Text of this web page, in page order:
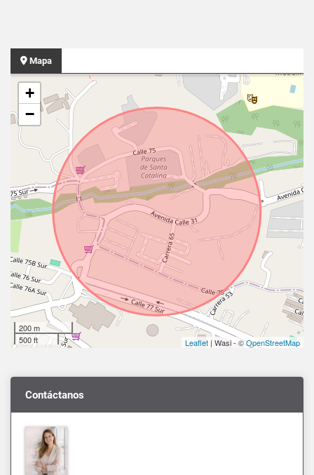
Mapa
+
−
200 m
500 ft
Leaflet | Wasi - ©OpenStreetMap
Contáctanos